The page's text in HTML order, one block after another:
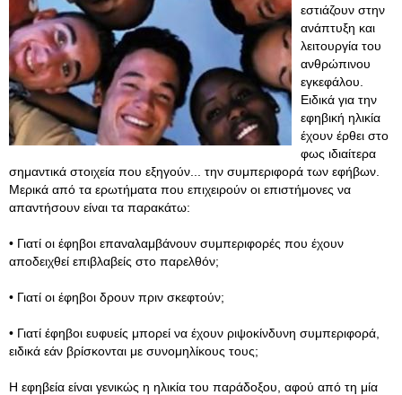
εστιάζουν στην
ανάπτυξη και
λειτουργία του
ανθρώπινου
εγκεφάλου.
Ειδικά για την
εφηβική ηλικία
έχουν έρθει στο
φως ιδιαίτερα
σημαντικά στοιχεία που εξηγούν... την συμπεριφορά των εφήβων.
Μερικά από τα ερωτήματα που επιχειρούν οι επιστήμονες να
απαντήσουν είναι τα παρακάτω:
• Γιατί οι έφηβοι επαναλαμβάνουν συμπεριφορές που έχουν
αποδειχθεί επιβλαβείς στο παρελθόν;
• Γιατί οι έφηβοι δρουν πριν σκεφτούν;
• Γιατί έφηβοι ευφυείς μπορεί να έχουν ριψοκίνδυνη συμπεριφορά,
ειδικά εάν βρίσκονται με συνομηλίκους τους;
Η εφηβεία είναι γενικώς η ηλικία του παράδοξου, αφού από τη μία